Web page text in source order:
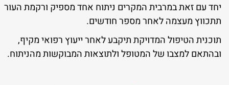
יחד עם זאת במרבית המקרים ניתוח אחד מספיק ורקמת העור
תתכווץ מעצמה לאחר מספר חודשים.
תוכנית הטיפול המדויקת תיקבע לאחר ייעוץ רפואי מקיף,
ובהתאם למצבו של המטופל ולתוצאות המבוקשות מהניתוח.